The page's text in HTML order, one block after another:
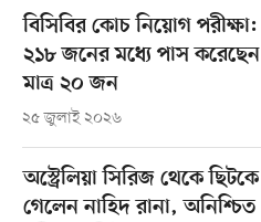
বিসিবির কোচ নিয়োগ পরীক্ষা:
২১৮ জনের মধ্যে পাস করেছেন
মাত্র ২০ জন
২৫ জুলাই ২০২৬
অস্ট্রেলিয়া সিরিজ থেকে ছিটকে
গেলেন নাহিদ রানা, অনিশ্চিত